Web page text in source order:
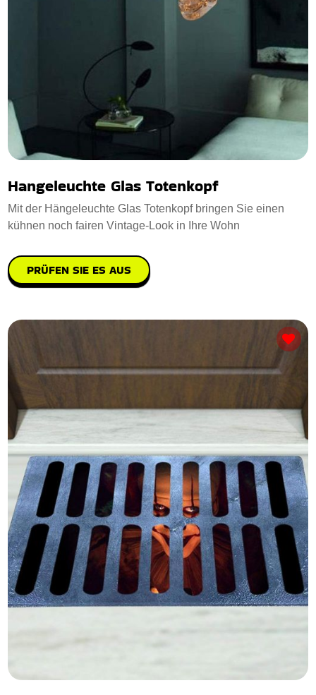
Hangeleuchte Glas Totenkopf
Mit der Hängeleuchte Glas Totenkopf bringen Sie einen
kühnen noch fairen Vintage-Look in Ihre Wohn
PRÜFEN SIE ES AUS